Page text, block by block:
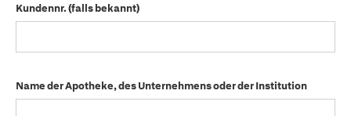
Kundennr. (falls bekannt)
Name der Apotheke, des Unternehmens oder der Institution